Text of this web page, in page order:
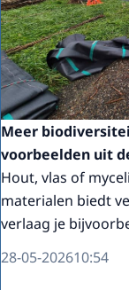
Meer
voorbeelden uit
Hout, vlas of
materialen biedt
verlaag je
28-05-202610:54